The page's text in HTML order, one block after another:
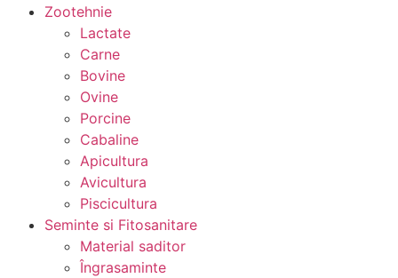
Zootehnie
Lactate
Carne
Bovine
Ovine
Porcine
Cabaline
Apicultura
Avicultura
Piscicultura
Seminte si Fitosanitare
Material saditor
Îngrasaminte